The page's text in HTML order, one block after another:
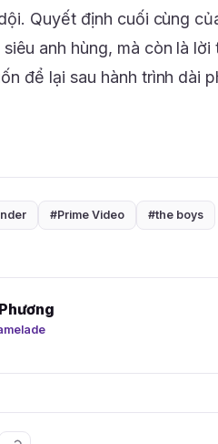
Quyết định cuối cùng
anh hùng, mà còn là
để lại sau hành trình dài
#Prime Video #the boys